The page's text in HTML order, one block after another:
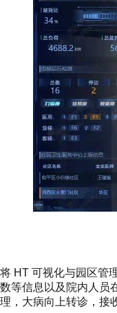
将 HT 可视化与园区管
数等信息以及院内人员
理，大病向上转诊，接